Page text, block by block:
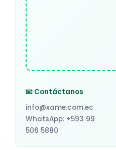
📧 Contáctanos
info@xame.com.ec
WhatsApp: +593 99
506 5880